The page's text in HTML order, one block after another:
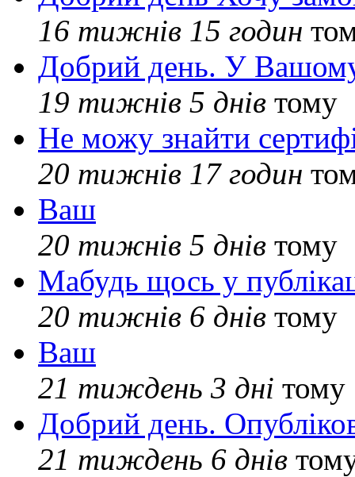
16 тижнів 15 годин
Добрий день. У Вашому
19 тижнів 5 днів тому
Не можу знайти
20 тижнів 17 годин
Ваш
20 тижнів 5 днів тому
Мабудь щось у
20 тижнів 6 днів тому
Ваш
21 тиждень 3 дні тому
Добрий день.
21 тиждень 6 днів